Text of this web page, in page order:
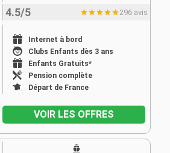
4.5/5 296 avis
Internet à bord
Clubs Enfants dès 3 ans
Enfants Gratuits*
Pension complète
Départ de France
VOIR LES OFFRES